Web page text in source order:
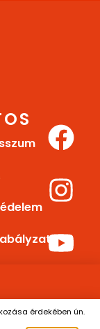
érdekében ún.